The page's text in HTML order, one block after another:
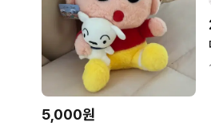
5,000원